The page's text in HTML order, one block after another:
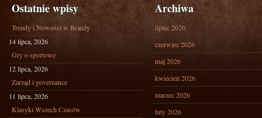
Ostatnie wpisy
Trendy i Nowości w Branży
14 lipca, 2026
Gry e-sportowe
12 lipca, 2026
Zarząd i governance
11 lipca, 2026
Klasyki Wszech Czasów
Archiwa
lipiec 2026
czerwiec 2026
maj 2026
kwiecień 2026
marzec 2026
luty 2026